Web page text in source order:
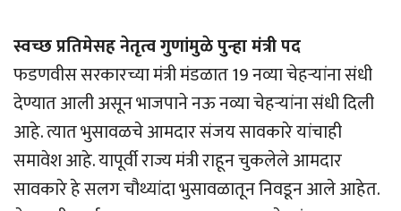
स्वच्छ प्रतिमेसह नेतृत्व गुणांमुळे पुन्हा मंत्री पद
फडणवीस सरकारच्या मंत्री मंडळात 19 नव्या चेहर्‍यांना संधी
देण्यात आली असून भाजपाने नऊ नव्या चेहर्‍यांना संधी दिली
आहे. त्यात भुसावळचे आमदार संजय सावकारे यांचाही
समावेश आहे. यापूर्वी राज्य मंत्री राहून चुकलेले आमदार
सावकारे हे सलग चौथ्यांदा भुसावळातून निवडून आले आहेत.